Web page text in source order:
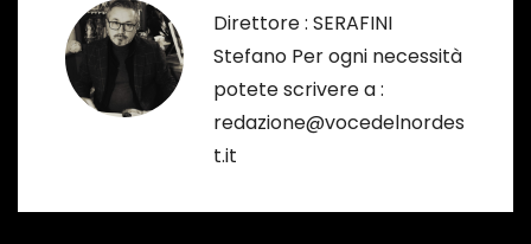
o
Direttore : SERAFINI
Stefano Per ogni necessità
potete scrivere a :
redazione@vocedelnordes
t.it